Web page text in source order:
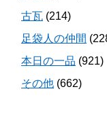
古瓦 (214)
足袋人の仲間
本日の一品 (921)
その他 (662)